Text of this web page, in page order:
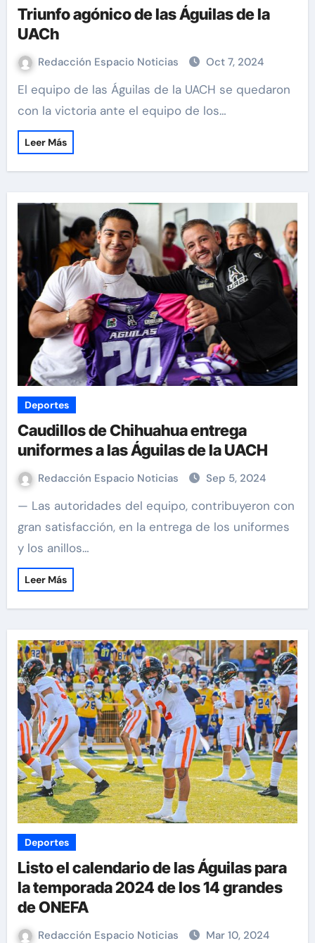
Triunfo agónico de las Águilas de la
UACh
Redacción Espacio Noticias Oct 7, 2024
El equipo de las Águilas de la UACH se quedaron
con la victoria ante el equipo de los…
Leer Más
Deportes
Caudillos de Chihuahua entrega
uniformes a las Águilas de la UACH
Redacción Espacio Noticias Sep 5, 2024
— Las autoridades del equipo, contribuyeron con
gran satisfacción, en la entrega de los uniformes
y los anillos…
Leer Más
Deportes
Listo el calendario de las Águilas para
la temporada 2024 de los 14 grandes
de ONEFA
Redacción Espacio Noticias Mar 10, 2024